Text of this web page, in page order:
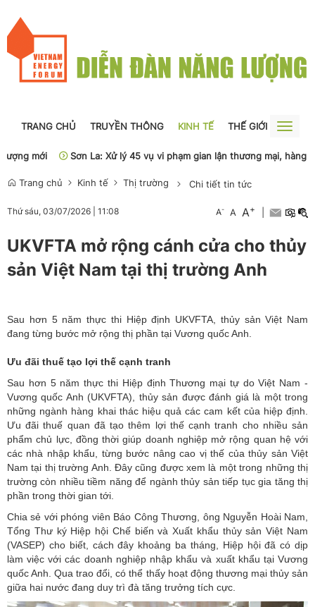
TRANG CHỦ TRUYỀN THÔNG KINH TẾ THẾ GIỚI
Toggle
mới
Sơn La: Xử lý 45 vụ vi phạm gian lận thương mại, hàng giả
Trang chủ Kinh tế Thị trường Chi tiết tin tức
Thứ sáu, 03/07/2026 11:08 A- A A+
UKVFTA mở rộng cánh cửa cho thủy
sản Việt Nam tại thị trường Anh
Sau hơn 5 năm thực thi Hiệp định UKVFTA, thủy sản Việt Nam
đang từng bước mở rộng thị phần tại Vương quốc Anh.
Ưu đãi thuế tạo lợi thế cạnh tranh
Sau hơn 5 năm thực thi Hiệp định Thương mại tự do Việt Nam -
Vương quốc Anh (UKVFTA), thủy sản được đánh giá là một trong
những ngành hàng khai thác hiệu quả các cam kết của hiệp định.
Ưu đãi thuế quan đã tạo thêm lợi thế cạnh tranh cho nhiều sản
phẩm chủ lực, đồng thời giúp doanh nghiệp mở rộng quan hệ với
các nhà nhập khẩu, từng bước nâng cao vị thế của thủy sản Việt
Nam tại thị trường Anh. Đây cũng được xem là một trong những thị
trường còn nhiều tiềm năng để ngành thủy sản tiếp tục gia tăng thị
phần trong thời gian tới.
Chia sẻ với phóng viên Báo Công Thương, ông Nguyễn Hoài Nam,
Tổng Thư ký Hiệp hội Chế biến và Xuất khẩu thủy sản Việt Nam
(VASEP) cho biết, cách đây khoảng ba tháng, Hiệp hội đã có dịp
làm việc với các doanh nghiệp nhập khẩu và xuất khẩu tại Vương
quốc Anh. Qua trao đổi, có thể thấy hoạt động thương mại thủy sản
giữa hai nước đang duy trì đà tăng trưởng tích cực.